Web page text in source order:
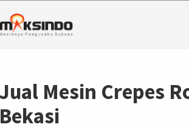
Mesin Crepes
Bekasi